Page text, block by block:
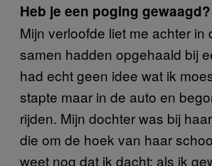
Heb je een poging gewaagd?
Mijn verloofde liet me achter in
samen hadden opgehaald bij
had echt geen idee wat ik
stapte maar in de auto en
rijden. Mijn dochter was bij
die om de hoek van haar
weet nog dat ik dacht: als ik